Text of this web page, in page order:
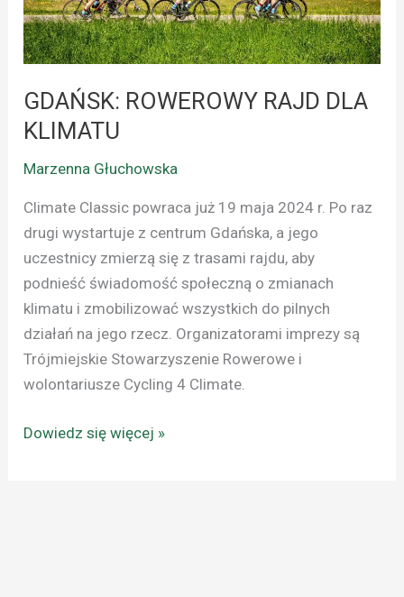
GDAŃSK: ROWEROWY RAJD DLA
KLIMATU
Marzenna Głuchowska
Climate Classic powraca już 19 maja 2024 r. Po raz
drugi wystartuje z centrum Gdańska, a jego
uczestnicy zmierzą się z trasami rajdu, aby
podnieść świadomość społeczną o zmianach
klimatu i zmobilizować wszystkich do pilnych
działań na jego rzecz. Organizatorami imprezy są
Trójmiejskie Stowarzyszenie Rowerowe i
wolontariusze Cycling 4 Climate.
KLIMATU
Dowiedz się więcej »